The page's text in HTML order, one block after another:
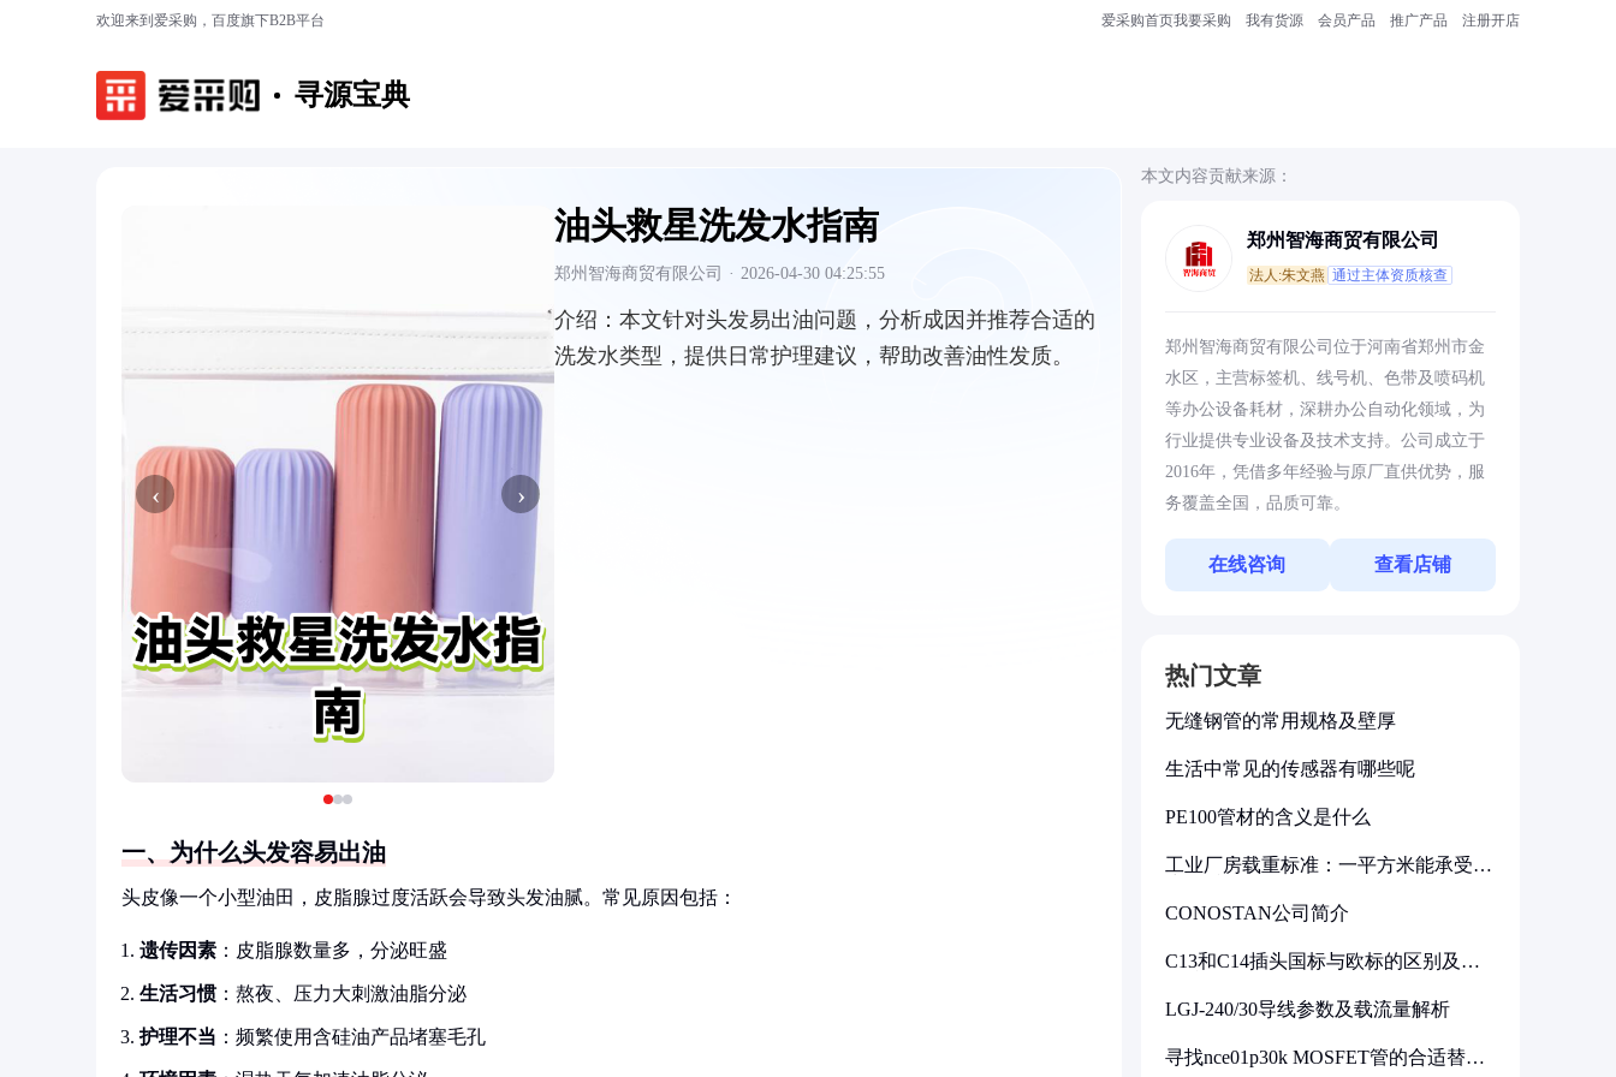
欢迎来到爱采购，百度旗下B2B平台 爱采购首页我要采购 我有货源 会员产品 推广产品 注册开店
寻源宝典
‹ ›
油头救星洗发水指南
郑州智海商贸有限公司 · 2026-04-30 04:25:55
介绍： 本文针对头发易出油问题，分析成因并推荐合适的
洗发水类型，提供日常护理建议，帮助改善油性发质。
一、为什么头发容易出油
头皮像一个小型油田，皮脂腺过度活跃会导致头发油腻。常见原因包括：
遗传因素 ：皮脂腺数量多，分泌旺盛
生活习惯：熬夜、压力大刺激油脂分泌
护理不当 ：频繁使用含硅油产品堵塞毛孔
本文内容贡献来源：
郑州智海商贸有限公司
法人:朱文燕 通过主体资质核查
郑州智海商贸有限公司位于河南省郑州市金
水区，主营标签机、线号机、色带及喷码机
等办公设备耗材，深耕办公自动化领域，为
行业提供专业设备及技术支持。公司成立于
2016年，凭借多年经验与原厂直供优势，服
务覆盖全国，品质可靠。
在线咨询 查看店铺
热门文章
无缝钢管的常用规格及壁厚
生活中常见的传感器有哪些呢
PE100管材的含义是什么
工业厂房载重标准：一平方米能承受多
CONOSTAN公司简介
C13和C14插头国标与欧标的区别及其
LGJ-240/30导线参数及载流量解析
寻找nce01p30k MOSFET管的合适替代